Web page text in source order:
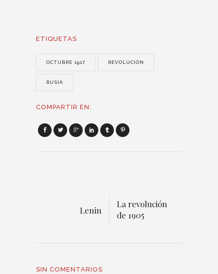
ETIQUETAS
OCTUBRE 1917 REVOLUCIÓN
RUSIA
COMPARTIR EN:
Lenin
La revolución
de 1905
SIN COMENTARIOS